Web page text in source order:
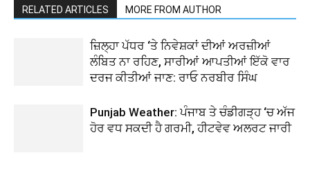
RELATED ARTICLES MORE FROM AUTHOR
ਜ਼ਿਲ੍ਹਾ ਪੱਧਰ ‘ਤੇ ਨਿਵੇਸ਼ਕਾਂ ਦੀਆਂ ਅਰਜ਼ੀਆਂ
ਲੰਬਿਤ ਨਾ ਰਹਿਣ, ਸਾਰੀਆਂ ਆਪਤੀਆਂ ਇੱਕੋ ਵਾਰ
ਦਰਜ ਕੀਤੀਆਂ ਜਾਣ: ਰਾਓ ਨਰਬੀਰ ਸਿੰਘ
Punjab Weather: ਪੰਜਾਬ ਤੇ ਚੰਡੀਗੜ੍ਹ ‘ਚ ਅੱਜ
ਹੋਰ ਵਧ ਸਕਦੀ ਹੈ ਗਰਮੀ, ਹੀਟਵੇਵ ਅਲਰਟ ਜਾਰੀ